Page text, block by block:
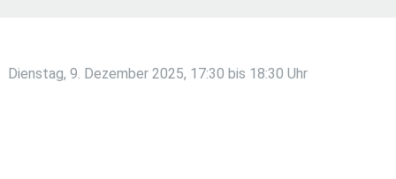
Dienstag, 9. Dezember 2025, 17:30 bis 18:30 Uhr